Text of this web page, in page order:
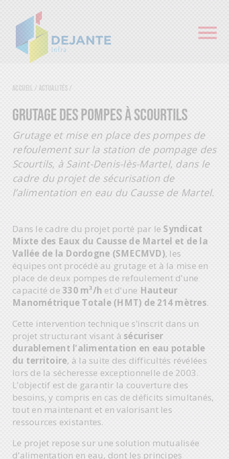
Accueil / Actualités /
GRUTAGE DES POMPES À SCOURTILS
Grutage et mise en place des pompes de
refoulement sur la station de pompage des
Scourtils, à Saint-Denis-lès-Martel, dans le
cadre du projet de sécurisation de
l’alimentation en eau du Causse de Martel.
Dans le cadre du projet porté par le Syndicat
Mixte des Eaux du Causse de Martel et de la
Vallée de la Dordogne (SMECMVD), les
équipes ont procédé au grutage et à la mise en
place de deux pompes de refoulement d’une
capacité de330 m³/h et d’une Hauteur
Manométrique Totale (HMT) de 214 mètres.
Cette intervention technique s’inscrit dans un
projet structurant visant àsécuriser
durablement l’alimentation en eau potable
du territoire, à la suite des difficultés révélées
lors de la sécheresse exceptionnelle de 2003.
L’objectif est de garantir la couverture des
besoins, y compris en cas de déficits simultanés,
tout en maintenant et en valorisant les
ressources existantes.
Le projet repose sur une solution mutualisée
d’alimentation en eau, dont les principes